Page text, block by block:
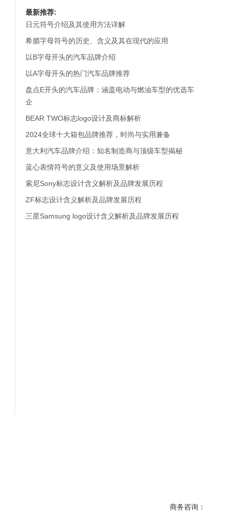
最新推荐:
日元符号介绍及其使用方法详解
希腊字母符号的历史、含义及其在现代的应用
以B字母开头的汽车品牌介绍
以A字母开头的热门汽车品牌推荐
盘点E开头的汽车品牌：涵盖电动与燃油车型的优选车
企
BEAR TWO标志logo设计及商标解析
2024全球十大箱包品牌推荐，时尚与实用兼备
意大利汽车品牌介绍：知名制造商与顶级车型揭秘
蓝心表情符号的意义及使用场景解析
索尼Sony标志设计含义解析及品牌发展历程
ZF标志设计含义解析及品牌发展历程
三星Samsung logo设计含义解析及品牌发展历程
商务咨询：